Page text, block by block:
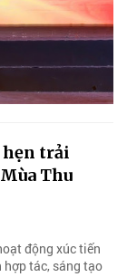
hẹn trải
Thu
động xúc tiến
tác, sáng tạo